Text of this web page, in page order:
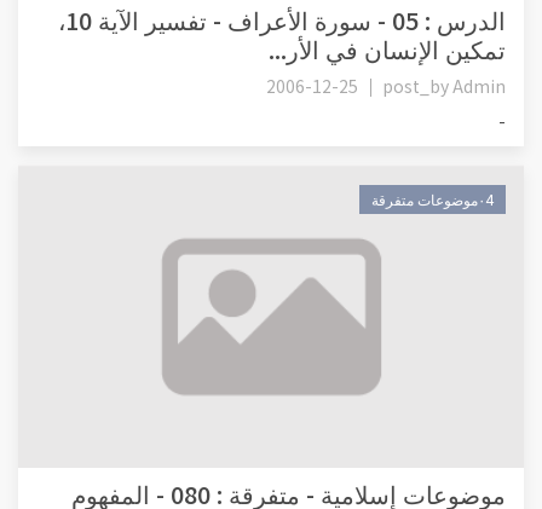
الدرس : 05 - سورة الأعراف - تفسير الآية 10،
تمكين الإنسان في الأر...
post_byAdmin
2006-12-25
-
٠4موضوعات متفرقة
موضوعات إسلامية - متفرقة : 080 - المفهوم